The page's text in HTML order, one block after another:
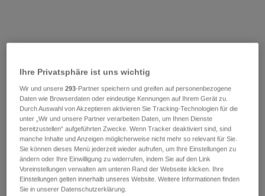
Ihre Privatsphäre ist uns wichtig
Wir und unsere293-Partner speichern und greifen auf personenbezogene
Daten wie Browserdaten oder eindeutige Kennungen auf Ihrem Gerät zu.
Durch Auswahl von Akzeptieren aktivieren Sie Tracking-Technologien für die
unter „Wir und unsere Partner verarbeiten Daten, um Ihnen Dienste
bereitzustellen“ aufgeführten Zwecke. Wenn Tracker deaktiviert sind, sind
manche Inhalte und Anzeigen möglicherweise nicht mehr so relevant für Sie.
Sie können dieses Menü jederzeit wieder aufrufen, um Ihre Einstellungen zu
ändern oder Ihre Einwilligung zu widerrufen, indem Sie auf den Link
Voreinstellungen verwalten am unteren Rand der Webseite klicken. Ihre
Einstellungen gelten innerhalb unseres Website. Weitere Informationen finden
Sie in unserer Datenschutzerklärung.